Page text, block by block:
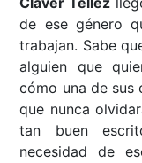
de ese género
trabajan. Sabe
alguien que
cómo una de sus
que nunca
tan buen
necesidad de